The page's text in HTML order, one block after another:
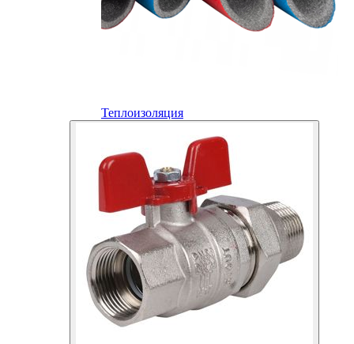
Теплоизоляция